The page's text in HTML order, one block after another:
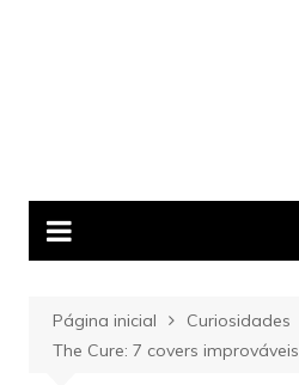
Página inicial
Curiosidades
The Cure: 7 covers improváveis